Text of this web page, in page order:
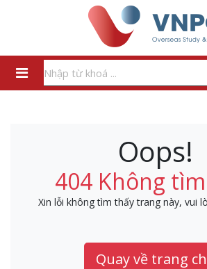
Oops!
404 Không
Xin lỗi không tìm thấy trang này, vui
Quay về trang